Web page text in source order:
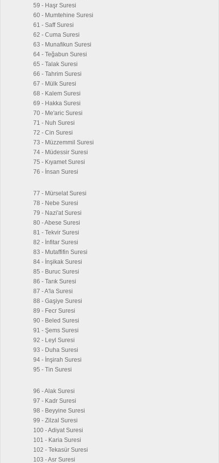
59 - Haşr Suresi
60 - Mumtehine Suresi
61 - Saff Suresi
62 - Cuma Suresi
63 - Munafikun Suresi
64 - Teğabun Suresi
65 - Talak Suresi
66 - Tahrim Suresi
67 - Mülk Suresi
68 - Kalem Suresi
69 - Hakka Suresi
70 - Me'aric Suresi
71 - Nuh Suresi
72 - Cin Suresi
73 - Müzzemmil Suresi
74 - Müdessir Suresi
75 - Kıyamet Suresi
76 - İnsan Suresi
77 - Mürselat Suresi
78 - Nebe Suresi
79 - Nazi'at Suresi
80 - Abese Suresi
81 - Tekvir Suresi
82 - İnfitar Suresi
83 - Mutaffifin Suresi
84 - İnşikak Suresi
85 - Buruc Suresi
86 - Tarık Suresi
87 - A'la Suresi
88 - Gaşiye Suresi
89 - Fecr Suresi
90 - Beled Suresi
91 - Şems Suresi
92 - Leyl Suresi
93 - Duha Suresi
94 - İnşirah Suresi
95 - Tin Suresi
96 - Alak Suresi
97 - Kadr Suresi
98 - Beyyine Suresi
99 - Zilzal Suresi
100 - Adiyat Suresi
101 - Karia Suresi
102 - Tekasür Suresi
103 - Asr Suresi